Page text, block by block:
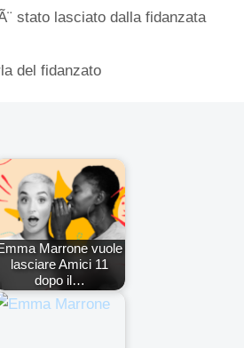
stato lasciato dalla fidanzata
del fidanzato
Marrone vuole
lasciare Amici 11
dopo il…